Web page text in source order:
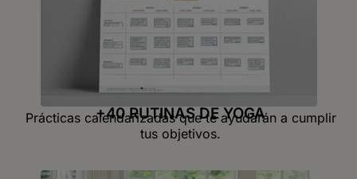
+40 RUTINAS DE YOGA
Prácticas calendarizadas que te ayudarán a cumplir
tus objetivos.